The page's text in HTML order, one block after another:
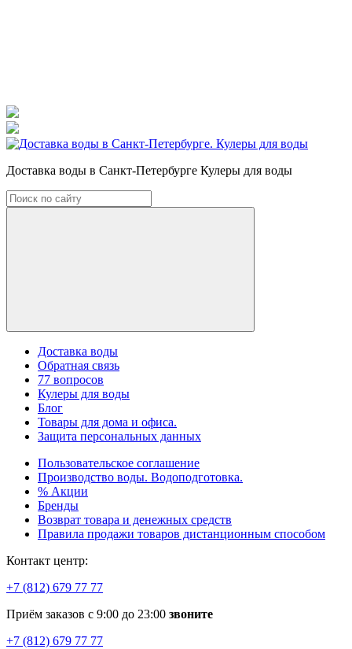
Доставка воды в Санкт-Петербурге Кулеры для воды
Доставка воды
Обратная связь
77 вопросов
Кулеры для воды
Блог
Товары для дома и офиса.
Защита персональных данных
Пользовательское соглашение
Производство воды. Водоподготовка.
% Акции
Бренды
Возврат товара и денежных средств
Правила продажи товаров дистанционным способом
Контакт центр:
+7 (812) 679 77 77
Приём заказов с 9:00 до 23:00 звоните
+7 (812) 679 77 77